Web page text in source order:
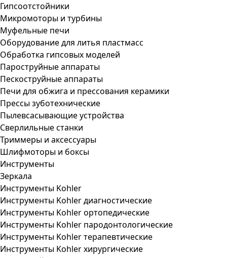
Гипсоотстойники
Микромоторы и турбины
Муфельные печи
Оборудование для литья пластмасс
Обработка гипсовых моделей
Пароструйные аппараты
Пескоструйные аппараты
Печи для обжига и прессования керамики
Прессы зуботехнические
Пылевсасывающие устройства
Сверлильные станки
Триммеры и аксессуары
Шлифмоторы и боксы
Инструменты
Зеркала
Инструменты Kohler
Инструменты Kohler диагностические
Инструменты Kohler ортопедические
Инструменты Kohler пародонтологические
Инструменты Kohler терапевтические
Инструменты Kohler хирургические